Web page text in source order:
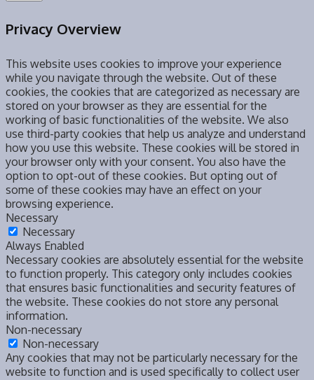
Privacy Overview
This website uses cookies to improve your experience
while you navigate through the website. Out of these
cookies, the cookies that are categorized as necessary are
stored on your browser as they are essential for the
working of basic functionalities of the website. We also
use third-party cookies that help us analyze and understand
how you use this website. These cookies will be stored in
your browser only with your consent. You also have the
option to opt-out of these cookies. But opting out of
some of these cookies may have an effect on your
browsing experience.
Necessary
Necessary
Always Enabled
Necessary cookies are absolutely essential for the website
to function properly. This category only includes cookies
that ensures basic functionalities and security features of
the website. These cookies do not store any personal
information.
Non-necessary
Non-necessary
Any cookies that may not be particularly necessary for the
website to function and is used specifically to collect user